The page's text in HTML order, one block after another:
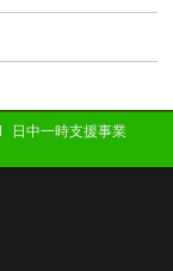
日中一時支援事業